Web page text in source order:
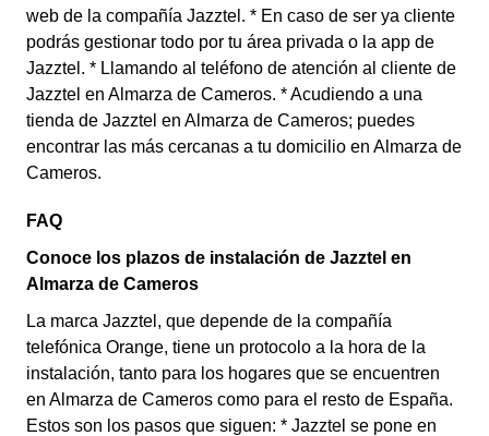
web de la compañía Jazztel. * En caso de ser ya cliente
podrás gestionar todo por tu área privada o la app de
Jazztel. * Llamando al teléfono de atención al cliente de
Jazztel en Almarza de Cameros. * Acudiendo a una
tienda de Jazztel en Almarza de Cameros; puedes
encontrar las más cercanas a tu domicilio en Almarza de
Cameros.
FAQ
Conoce los plazos de instalación de Jazztel en
Almarza de Cameros
La marca Jazztel, que depende de la compañía
telefónica Orange, tiene un protocolo a la hora de la
instalación, tanto para los hogares que se encuentren
en Almarza de Cameros como para el resto de España.
Estos son los pasos que siguen: * Jazztel se pone en